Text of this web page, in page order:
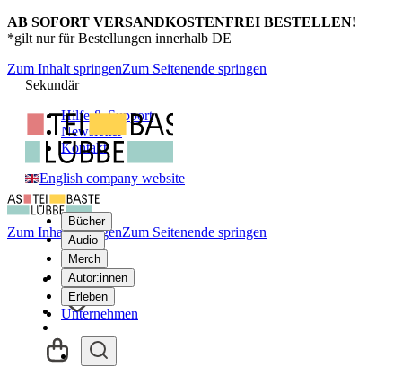
AB SOFORT VERSANDKOSTENFREI BESTELLEN!
*gilt nur für Bestellungen innerhalb DE
Zum Inhalt springenZum Seitenende springen
Sekundär
Hilfe & Support
Newsletter
Kontakt
English company website
Bücher
Audio
Merch
Autor:innen
Erleben
Unternehmen
Zum Inhalt springenZum Seitenende springen